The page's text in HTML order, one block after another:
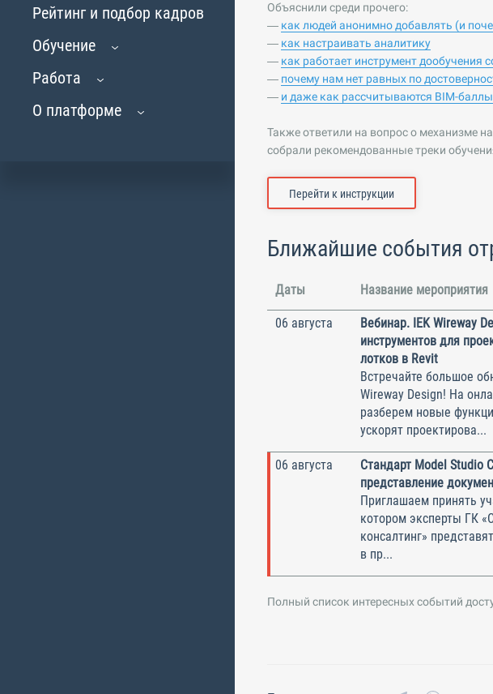
Рейтинг и подбор кадров
Обучение
Работа
О платформе
Объяснили среди прочего:
— как людей анонимно добавлять (и
— как настраивать аналитику
— как работает инструмент дообучения
— почему нам нет равных по
— и даже как рассчитываются BIM-баллы
Также ответили на вопрос о механизме
собрали рекомендованные треки
Перейти к инструкции
Ближайшие события
Даты Название мероприятия
06 августа
Вебинар. IEK Wireway
инструментов для
лотков в Revit
Встречайте большое
Wireway Design! На
разберем новые
ускорят проектирова...
06 августа
Стандарт Model Studio
представление
Приглашаем принять
котором эксперты ГК
консалтинг»
в пр...
Полный список интересных событий